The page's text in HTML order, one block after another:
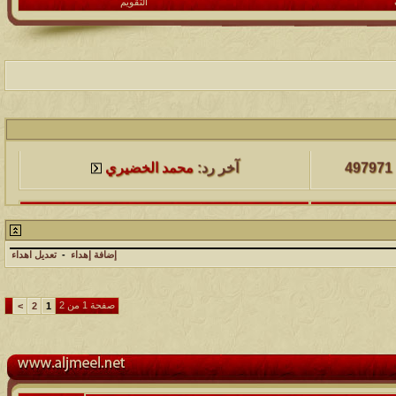
آخر مشاركة
آخر مشاركة
محمد الخضيري
97363 آخر رد:محمد الخضيري
إضافة إهداء - تعديل اهداء
صفحة 1 من 2 1
2
>